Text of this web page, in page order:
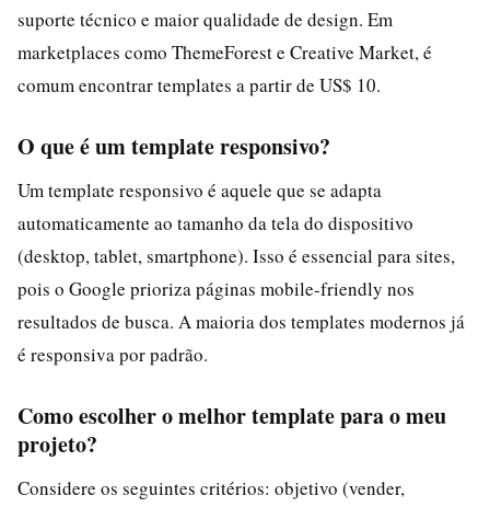
suporte técnico e maior qualidade de design. Em
marketplaces como ThemeForest e Creative Market, é
comum encontrar templates a partir de US$ 10.
O que é um template responsivo?
Um template responsivo é aquele que se adapta
automaticamente ao tamanho da tela do dispositivo
(desktop, tablet, smartphone). Isso é essencial para sites,
pois o Google prioriza páginas mobile-friendly nos
resultados de busca. A maioria dos templates modernos já
é responsiva por padrão.
Como escolher o melhor template para o meu
projeto?
Considere os seguintes critérios: objetivo (vender,